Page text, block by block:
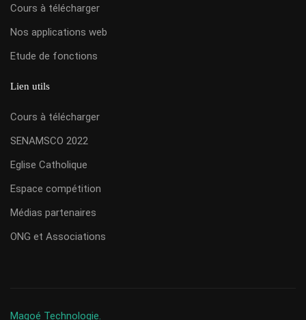
Cours à télécharger
Nos applications web
Etude de fonctions
Lien utils
Cours à télécharger
SENAMSCO 2022
Eglise Catholique
Espace compétition
Médias partenaires
ONG et Associations
Magoé Technologie.